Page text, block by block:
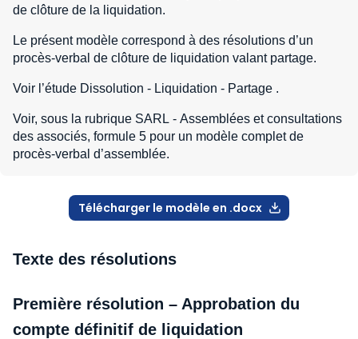
de clôture de la liquidation.
Le présent modèle correspond à des résolutions d’un
procès-verbal de clôture de liquidation valant partage.
Voir l’étude Dissolution - Liquidation - Partage .
Voir, sous la rubrique SARL - Assemblées et consultations
des associés, formule 5 pour un modèle complet de
procès-verbal d’assemblée.
Télécharger le modèle en .docx
Texte des résolutions
Première résolution – Approbation du
compte définitif de liquidation